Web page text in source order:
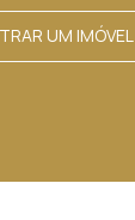
UM IMÓVEL